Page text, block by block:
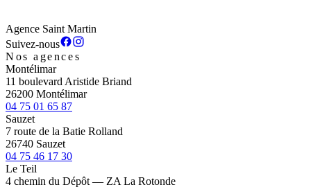
Agence Saint Martin
Suivez-nous
Nos agences
Montélimar
11 boulevard Aristide Briand
26200 Montélimar
04 75 01 65 87
Sauzet
7 route de la Batie Rolland
26740 Sauzet
04 75 46 17 30
Le Teil
4 chemin du Dépôt — ZA La Rotonde